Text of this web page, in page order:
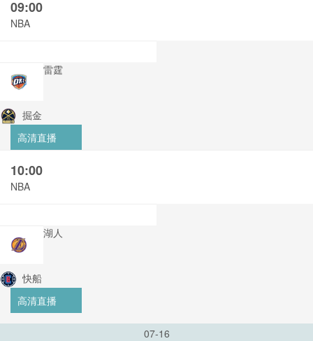
09:00
NBA
雷霆
掘金
高清直播
10:00
NBA
湖人
快船
高清直播
07-16